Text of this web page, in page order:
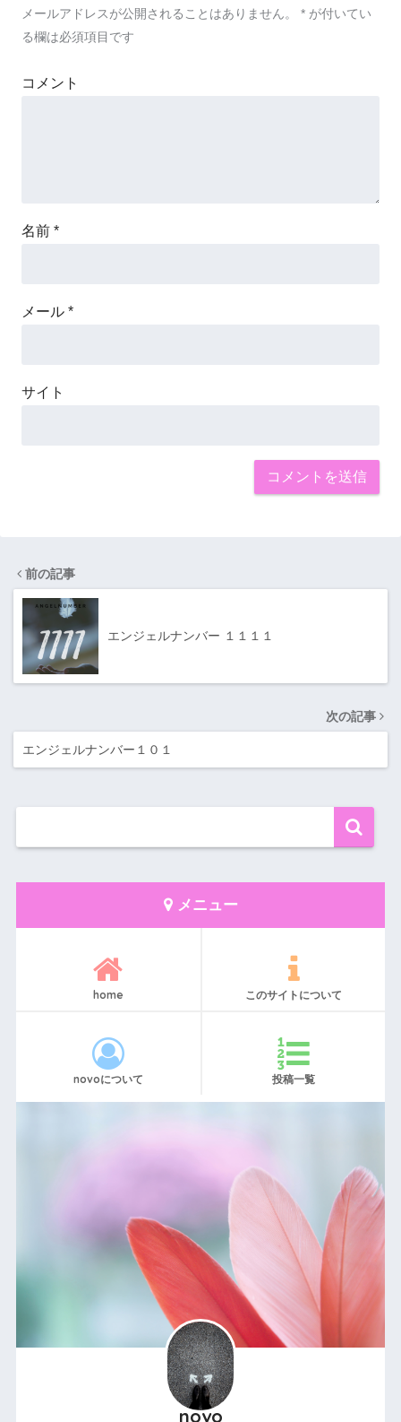
メールアドレスが公開されることはありません。 * が付いてい
る欄は必須項目です
コメント
名前 *
メール *
サイト
前の記事
エンジェルナンバー １１１１
次の記事
エンジェルナンバー１０１
メニュー
home このサイトについて
novoについて 投稿一覧
novo